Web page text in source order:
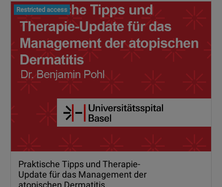
Restricted access
Praktische Tipps und Therapie-
Update für das Management der
atopischen Dermatitis